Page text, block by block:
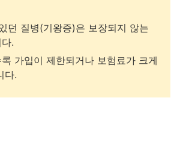
던 질병(기왕증)은 보장되지 않는
.
가입이 제한되거나 보험료가 크게
다.